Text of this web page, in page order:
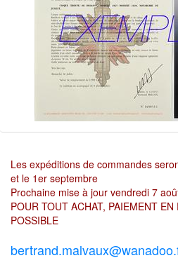
Les expéditions de commandes
et le 1er septembre
Prochaine mise à jour vendredi 7
POUR TOUT ACHAT, PAIEMENT
POSSIBLE